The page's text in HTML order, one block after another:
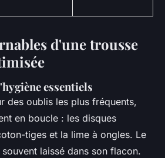
d'une trousse
essentiels
des oublis les plus fréquents,
en boucle : les disques
tiges et la lime à ongles. Le
souvent laissé dans son flacon.